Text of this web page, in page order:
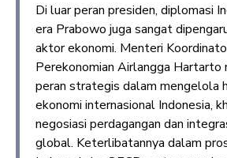
Di luar peran presiden, diplomasi
era Prabowo juga sangat
aktor ekonomi. Menteri
Perekonomian Airlangga Hartarto
peran strategis dalam mengelola
ekonomi internasional Indonesia,
negosiasi perdagangan dan
global. Keterlibatannya dalam